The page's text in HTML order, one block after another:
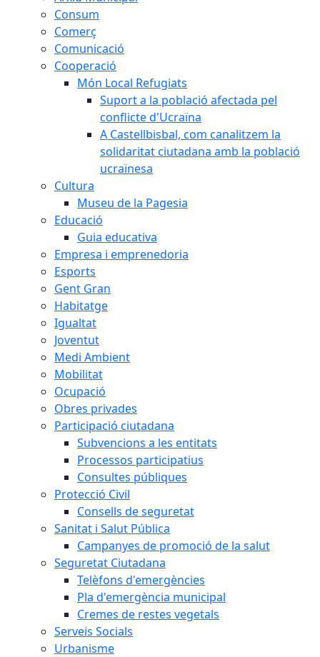
Consum
Comerç
Comunicació
Cooperació
Món Local Refugiats
Suport a la població afectada pel
conflicte d'Ucraïna
A Castellbisbal, com canalitzem la
solidaritat ciutadana amb la població
ucraïnesa
Cultura
Museu de la Pagesia
Educació
Guia educativa
Empresa i emprenedoria
Esports
Gent Gran
Habitatge
Igualtat
Joventut
Medi Ambient
Mobilitat
Ocupació
Obres privades
Participació ciutadana
Subvencions a les entitats
Processos participatius
Consultes públiques
Protecció Civil
Consells de seguretat
Sanitat i Salut Pública
Campanyes de promoció de la salut
Seguretat Ciutadana
Telèfons d'emergències
Pla d'emergència municipal
Cremes de restes vegetals
Serveis Socials
Urbanisme